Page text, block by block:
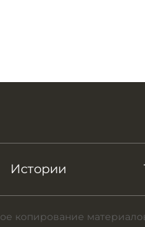
Истории
копирование